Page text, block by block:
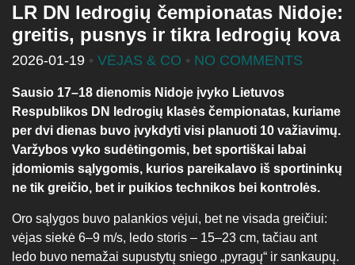
LR DN ledrogių čempionatas Nidoje:
greitis, pusnys ir tikra ledrogių kova
2026-01-19 • VĖJAS & CO • NO COMMENTS
Sausio 17–18 dienomis Nidoje įvyko Lietuvos
Respublikos DN ledrogių klasės čempionatas, kuriame
per dvi dienas buvo įvykdyti visi planuoti 10 važiavimų.
Varžybos vyko sudėtingomis, bet sportiškai labai
įdomiomis sąlygomis, kurios pareikalavo iš sportininkų
ne tik greičio, bet ir puikios technikos bei kontrolės.
Oro sąlygos buvo palankios vėjui, bet ne visada greičiui:
vėjas siekė 6–9 m/s, ledo storis – 15–23 cm, tačiau ant
ledo buvo nemažai supustytų sniego „pyragų“ ir sankaupų.